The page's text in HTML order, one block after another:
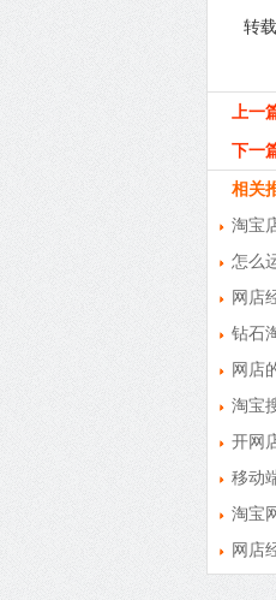
转
上一
下一
相关
淘宝
怎么
网店
钻石
网店
淘宝
开网
移动
淘宝
网店